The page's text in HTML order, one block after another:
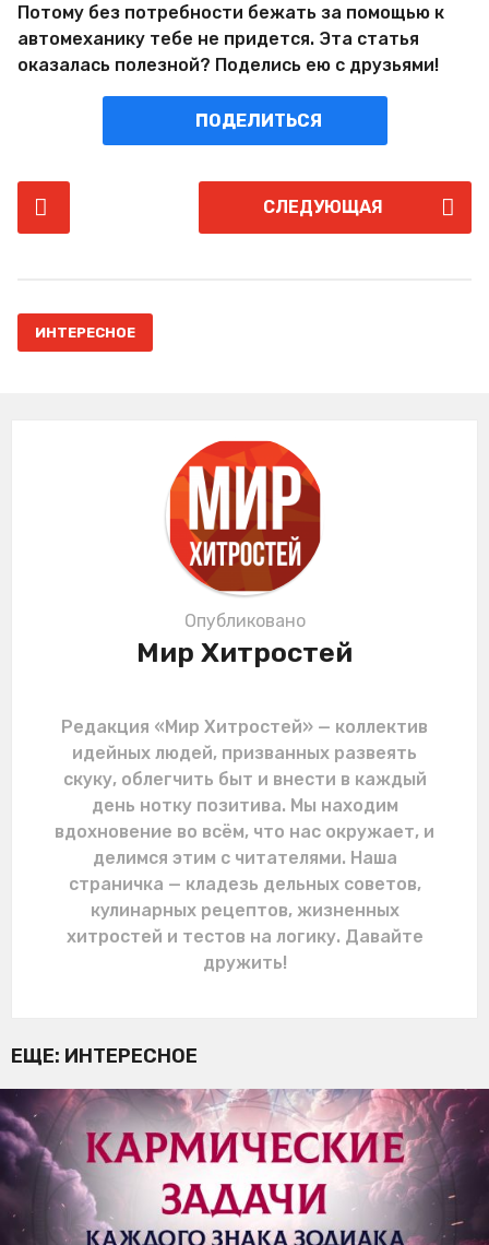
Потому без потребности бежать за помощью к
автомеханику тебе не придется. Эта статья
оказалась полезной? Поделись ею с друзьями!
ПОДЕЛИТЬСЯ
P
P
СЛЕДУЮЩАЯ
ИНТЕРЕСНОЕ
Опубликовано
Мир Хитростей
Редакция «Мир Хитростей» — коллектив
идейных людей, призванных развеять
скуку, облегчить быт и внести в каждый
день нотку позитива. Мы находим
вдохновение во всём, что нас окружает, и
делимся этим с читателями. Наша
страничка — кладезь дельных советов,
кулинарных рецептов, жизненных
хитростей и тестов на логику. Давайте
дружить!
ЕЩЕ: ИНТЕРЕСНОЕ